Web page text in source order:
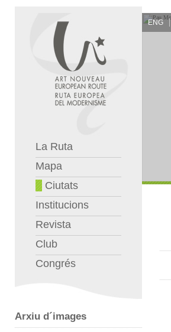
La Ruta
Mapa
Ciutats
Institucions
Revista
Club
Congrés
Arxiu d´images
ENG